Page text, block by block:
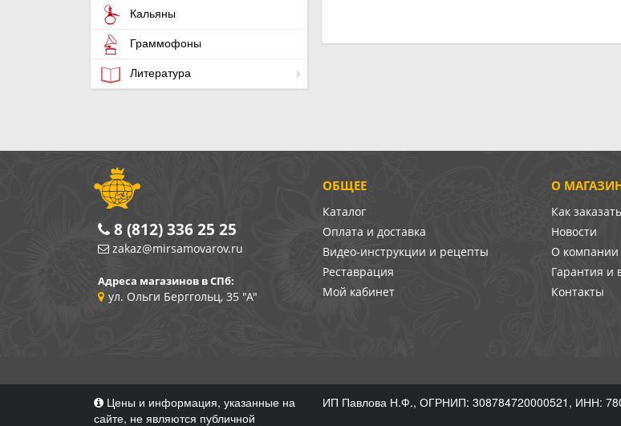
Кальяны
Граммофоны
Литература
О
Как
Новости
О компании
Гарантия и
Контакты
ОБЩЕЕ
Каталог
Оплата и доставка
Видео-инструкции и рецепты
Реставрация
Мой кабинет
8 (812) 336 25 25
zakaz@mirsamovarov.ru
Адреса магазинов в СПб:
ул. Ольги Берггольц, 35 "А"
Цены и информация, указанные на
сайте, не являются публичной
ИП Павлова Н.Ф., ОГРНИП: 308784720000521, ИНН: